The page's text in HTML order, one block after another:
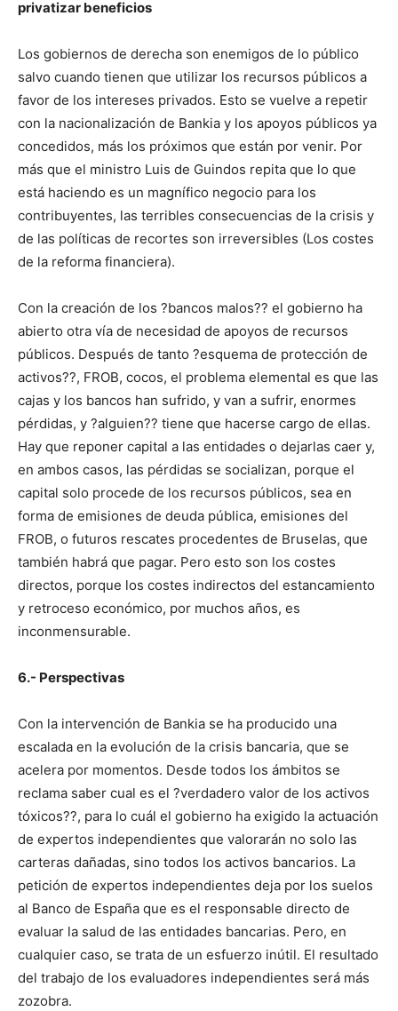
privatizar beneficios
Los gobiernos de derecha son enemigos de lo público
salvo cuando tienen que utilizar los recursos públicos a
favor de los intereses privados. Esto se vuelve a repetir
con la nacionalización de Bankia y los apoyos públicos ya
concedidos, más los próximos que están por venir. Por
más que el ministro Luis de Guindos repita que lo que
está haciendo es un magnífico negocio para los
contribuyentes, las terribles consecuencias de la crisis y
de las políticas de recortes son irreversibles (Los costes
de la reforma financiera).
Con la creación de los ?bancos malos?? el gobierno ha
abierto otra vía de necesidad de apoyos de recursos
públicos. Después de tanto ?esquema de protección de
activos??, FROB, cocos, el problema elemental es que las
cajas y los bancos han sufrido, y van a sufrir, enormes
pérdidas, y ?alguien?? tiene que hacerse cargo de ellas.
Hay que reponer capital a las entidades o dejarlas caer y,
en ambos casos, las pérdidas se socializan, porque el
capital solo procede de los recursos públicos, sea en
forma de emisiones de deuda pública, emisiones del
FROB, o futuros rescates procedentes de Bruselas, que
también habrá que pagar. Pero esto son los costes
directos, porque los costes indirectos del estancamiento
y retroceso económico, por muchos años, es
inconmensurable.
6.- Perspectivas
Con la intervención de Bankia se ha producido una
escalada en la evolución de la crisis bancaria, que se
acelera por momentos. Desde todos los ámbitos se
reclama saber cual es el ?verdadero valor de los activos
tóxicos??, para lo cuál el gobierno ha exigido la actuación
de expertos independientes que valorarán no solo las
carteras dañadas, sino todos los activos bancarios. La
petición de expertos independientes deja por los suelos
al Banco de España que es el responsable directo de
evaluar la salud de las entidades bancarias. Pero, en
cualquier caso, se trata de un esfuerzo inútil. El resultado
del trabajo de los evaluadores independientes será más
zozobra.